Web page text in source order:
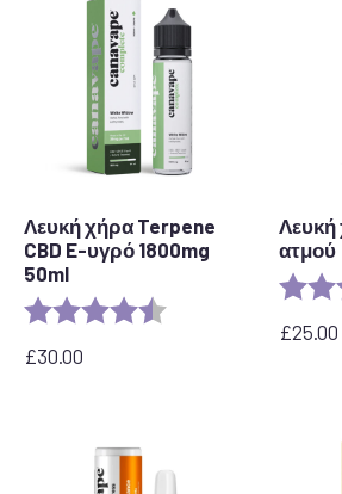
Λευκή χήρα Terpene
CBD E-υγρό 1800mg
50ml
Αξιολόγηση: 4,7 από 5 αστέρια
£30.00
Λευκή
ατμού
£25.00